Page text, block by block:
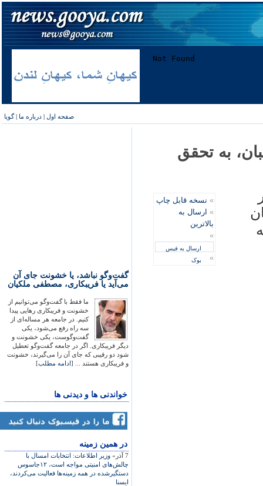
صفحه اول | درباره ما |گویا
گفت‌وگو نباشد، یا خشونت جای آن
می‌آید یا فریبکاری، مصطفی ملکیان
ما فقط با گفت‌وگو می‌توانیم از
خشونت و فریبکاری رهایی پیدا
کنیم. در جامعه هر مساله‌ای از
سه راه رفع می‌شود، یکی
گفت‌وگوست، یکی خشونت و
دیگر فریبکاری. اگر در جامعه گفت‌وگو تعطیل
شود دو رقیبی که جای آن را می‌گیرند، خشونت
و فریبکاری هستند ... [ادامه مطلب]
خواندنی ها و دیدنی ها
در همين زمينه
7 آذر»
وزير اطلاعات: انتخابات امسال با
چالش‌های امنيتی مواجه است، ۱۲جاسوس
دستگيرشده در همه زمينه‌ها فعاليت می‌کردند،
ايسنا
به تحقق
» نسخه قابل چاپ
» ارسال به
بالاترین
»
ارسال به فیس
بوک
»